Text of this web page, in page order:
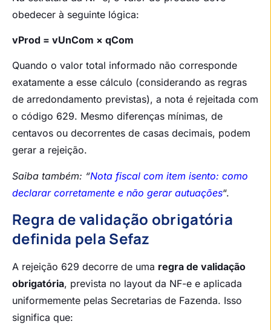
obedecer à seguinte lógica:
vProd = vUnCom × qCom
Quando o valor total informado não corresponde
exatamente a esse cálculo (considerando as regras
de arredondamento previstas), a nota é rejeitada com
o código 629. Mesmo diferenças mínimas, de
centavos ou decorrentes de casas decimais, podem
gerar a rejeição.
Saiba também: “Nota fiscal com item isento: como
declarar corretamente e não gerar autuações“.
Regra de validação obrigatória
definida pela Sefaz
A rejeição 629 decorre de uma regra de validação
obrigatória, prevista no layout da NF-e e aplicada
uniformemente pelas Secretarias de Fazenda. Isso
significa que: